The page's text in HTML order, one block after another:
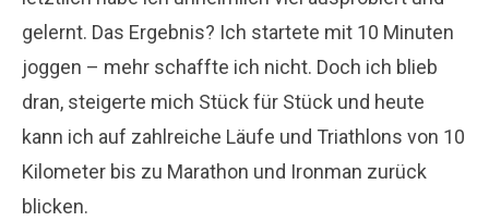
gelernt. Das Ergebnis? Ich startete mit 10 Minuten
joggen – mehr schaffte ich nicht. Doch ich blieb
dran, steigerte mich Stück für Stück und heute
kann ich auf zahlreiche Läufe und Triathlons von 10
Kilometer bis zu Marathon und Ironman zurück
blicken.